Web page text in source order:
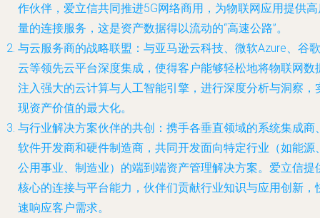
作伙伴，爱立信共同推进5G网络商用，为物联网应用提供
量的连接服务，这是资产数据得以流动的“高速公路”。
与云服务商的战略联盟 ：与亚马逊云科技、微软Azure、谷歌
云等领先云平台深度集成，使得客户能够轻松地将物联网数
注入强大的云计算与人工智能引擎，进行深度分析与洞察，
现资产价值的最大化。
与行业解决方案伙伴的共创 ：携手各垂直领域的系统集成商
软件开发商和硬件制造商，共同开发面向特定行业（如能源
公用事业、制造业）的端到端资产管理解决方案。爱立信提
核心的连接与平台能力，伙伴们贡献行业知识与应用创新，
速响应客户需求。